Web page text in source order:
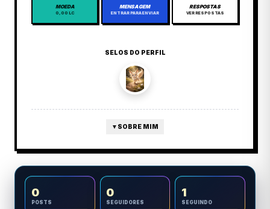
MOEDA
0,00 LC
MENSAGEM
ENTRAR PARA ENVIAR
RESPOSTAS
VER RESPOSTAS
SELOS DO PERFIL
▼ SOBRE MIM
0
POSTS
0
SEGUIDORES
1
SEGUINDO